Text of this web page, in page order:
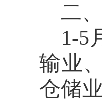
二、
1-5
输业
仓储